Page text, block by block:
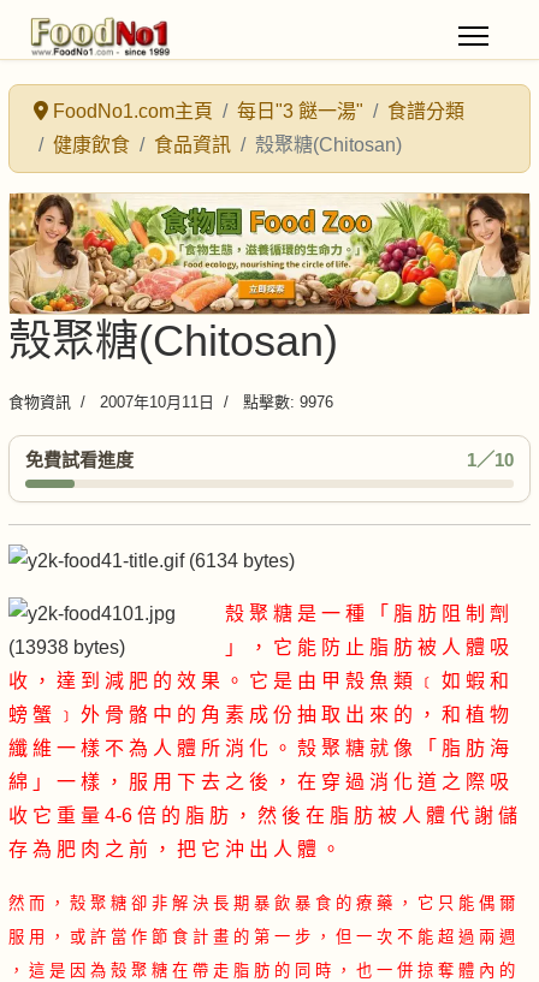
FoodNo1.com主頁 每日"3 餸一湯"
食譜分類
健康飲食
食品資訊 殼聚糖(Chitosan)
殼聚糖(Chitosan)
食物資訊 2007年10月11日 點擊數: 9976
免費試看進度 1／10
殼 聚 糖 是 一 種 「 脂 肪 阻 制 劑
」 ， 它 能 防 止 脂 肪 被 人 體 吸
收 ， 達 到 減 肥 的 效 果 。 它 是 由 甲 殼 魚 類 ﹝ 如 蝦 和
螃 蟹 ﹞ 外 骨 骼 中 的 角 素 成 份 抽 取 出 來 的 ， 和 植 物
纖 維 一 樣 不 為 人 體 所 消 化 。 殼 聚 糖 就 像 「 脂 肪 海
綿 」 一 樣 ， 服 用 下 去 之 後 ， 在 穿 過 消 化 道 之 際 吸
收 它 重 量 4-6 倍 的 脂 肪 ， 然 後 在 脂 肪 被 人 體 代 謝 儲
存 為 肥 肉 之 前 ， 把 它 沖 出 人 體 。
然 而 ， 殼 聚 糖 卻 非 解 決 長 期 暴 飲 暴 食 的 療 藥 ， 它 只 能 偶 爾
服 用 ， 或 許 當 作 節 食 計 畫 的 第 一 步 ， 但 一 次 不 能 超 過 兩 週
， 這 是 因 為 殼 聚 糖 在 帶 走 脂 肪 的 同 時 ， 也 一 併 掠 奪 體 內 的